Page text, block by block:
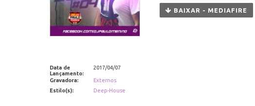
Data de
Lançamento:
2017/04/07
Gravadora:
Externos
Estilo(s):
Deep-House
BAIXAR - MEDIAFIRE